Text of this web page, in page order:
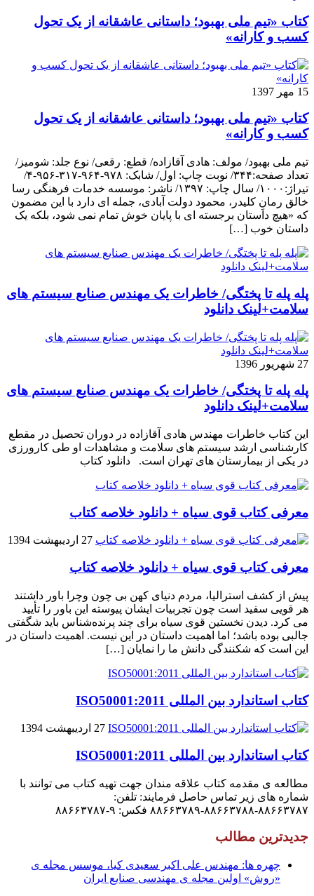
کتاب «تیم ملی بهبود؛ داستانی عاشقانه از یک تحول
کسب و کارانه»
15 مهر 1397
کتاب «تیم ملی بهبود؛ داستانی عاشقانه از یک تحول
کسب و کارانه»
تیم ملی بهبود/ مولف: هادی آقازاده/ قطع: رقعی/ نوع جلد: شومیز/
تعداد صفحه:۳۴۴/ نوبت چاپ: اول/ شابک: ۹۷۸-۹۶۴-۳۱۷-۹۵۶-۴/
تیراژ:۱۰۰۰/ سال چاپ: ۱۳۹۷/ ناشر: موسسه خدمات فرهنگی رسا
خالق رمانِ کلیدر، محمود دولت آبادی، جمله ای دارد با این مضمون
که «هیچ داستان برجسته ای با پایان خوش تمام نمی شود، بلکه یک
داستان خوب […]
پله پله تا پختگی/ خاطرات یک مهندس صنایع سیستم های
سلامت+لینک دانلود
27 شهریور 1396
پله پله تا پختگی/ خاطرات یک مهندس صنایع سیستم های
سلامت+لینک دانلود
این کتاب خاطرات مهندس هادی آقازاده در دوران تحصیل در مقطع
کارشناسی ارشد سیستم های سلامت و مشاهدات او طی کارورزی
در یکی از بیمارستان های تهران است. دانلود کتاب
معرفی کتاب قوی سیاه + دانلود خلاصه کتاب
27 اردیبهشت 1394
معرفی کتاب قوی سیاه + دانلود خلاصه کتاب
پیش از کشف استرالیا، مردم دنیاى کهن بی چون وچرا باور داشتند
هر قویى سفید است چون تجربیات ایشان پیوسته این باور را تأیید
می کرد. دیدن نخستین قوى سیاه براى چند پرنده‌شناس باید شگفتى
جالبى بوده باشد؛ اما اهمیت داستان در این نیست. اهمیت داستان در
این است که شکنندگى دانش ما را نمایان […]
کتاب استاندارد بین المللی ISO50001:2011
27 اردیبهشت 1394
کتاب استاندارد بین المللی ISO50001:2011
مطالعه ی مقدمه کتاب علاقه مندان جهت تهیه کتاب می توانند با
شماره های زیر تماس حاصل فرمایند: تلفن:
۸۸۶۶۳۷۸۷-۸۸۶۶۳۷۸۸-۸۸۶۶۳۷۸۹ فکس: ۹-۸۸۶۶۳۷۸۷
جدیدترین مطالب
چهره ها: مهندس علی اکبر سعیدی کیا، موسس مجله ی
«روش» اولین مجله ی مهندسی صنایع ایران